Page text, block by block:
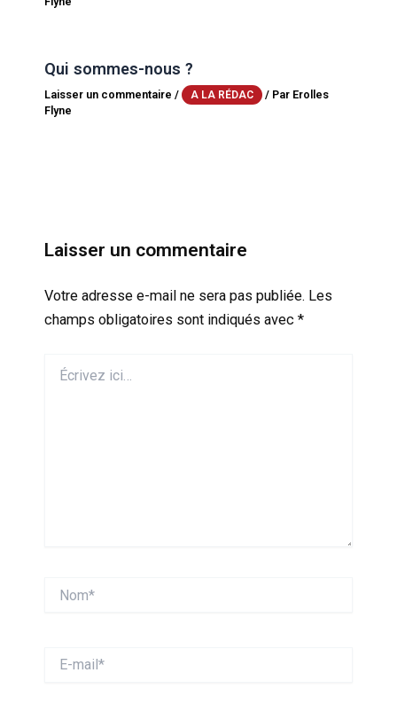
Qui sommes-nous ?
Laisser un commentaire / A LA RÉDAC / Par Erolles
Flyne
Laisser un commentaire
Votre adresse e-mail ne sera pas publiée. Les
champs obligatoires sont indiqués avec *
ici…
mail*